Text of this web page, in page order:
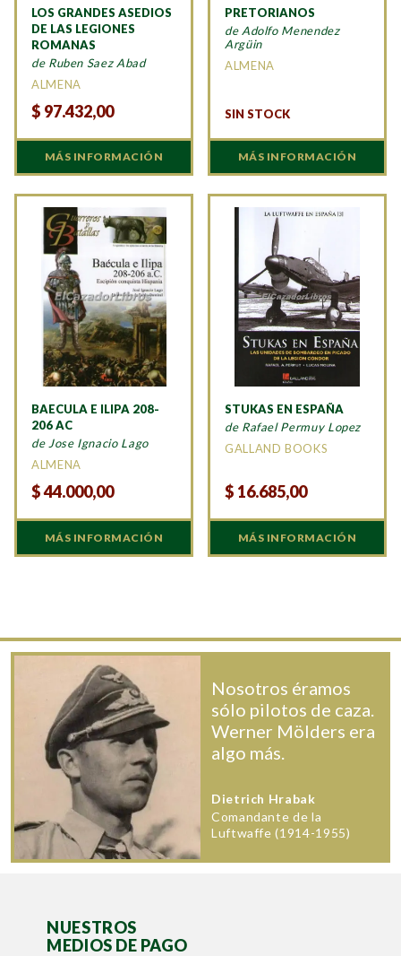
LOS GRANDES ASEDIOS
DE LAS LEGIONES
ROMANAS
de Ruben Saez Abad
ALMENA
$ 97.432,00
MÁS INFORMACIÓN
PRETORIANOS
de Adolfo Menendez
Argüin
ALMENA
SIN STOCK
MÁS INFORMACIÓN
BAECULA E ILIPA 208-
206 AC
de Jose Ignacio Lago
ALMENA
$44.000,00
MÁS INFORMACIÓN
STUKAS EN ESPAÑA
de Rafael Permuy Lopez
GALLAND BOOKS
$ 16.685,00
MÁS INFORMACIÓN
Nosotros éramos
sólo pilotos de caza.
Werner Mölders era
algo más.
Dietrich Hrabak
Comandante de la
Luftwaffe (1914-1955)
NUESTROS
MEDIOS DE PAGO